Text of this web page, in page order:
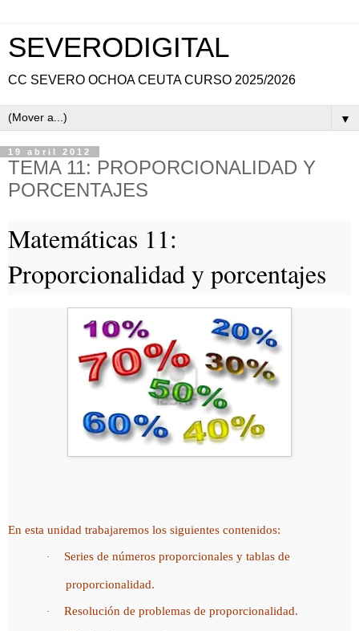
SEVERODIGITAL
CC SEVERO OCHOA CEUTA CURSO 2025/2026
▼
19 abril 2012
TEMA 11: PROPORCIONALIDAD Y
PORCENTAJES
Matemáticas 11:
Proporcionalidad y porcentajes
En esta unidad trabajaremos los siguientes contenidos:
· Series de números proporcionales y tablas de
proporcionalidad.
· Resolución de problemas de proporcionalidad.